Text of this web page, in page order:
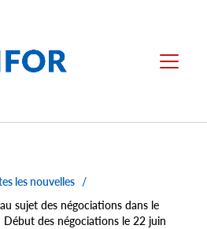
Menu
les nouvelles /
sujet des négociations dans le
des négociations le 22 juin